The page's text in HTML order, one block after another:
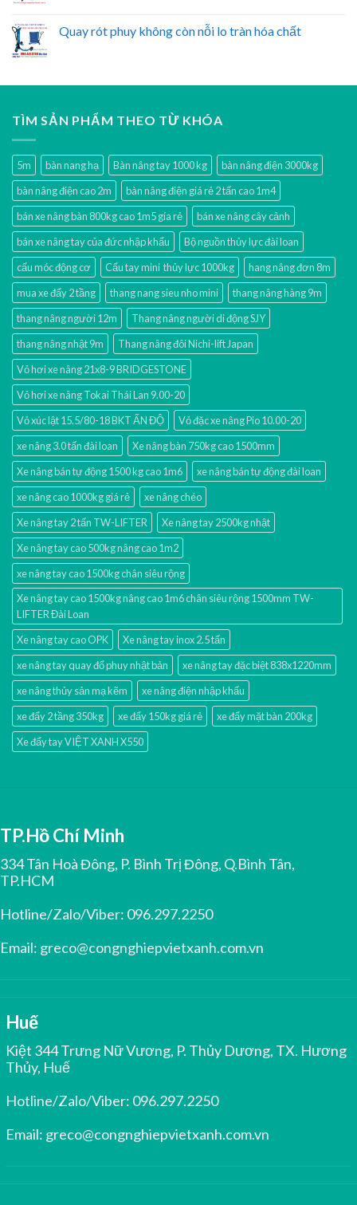
Quay rót phuy không còn nỗi lo tràn hóa chất
TÌM SẢN PHẨM THEO TỪ KHÓA
5m bàn nang hạ Bàn nâng tay 1000 kg
bàn nâng điện 3000kg
bàn nâng điện cao 2m
bàn nâng điện giá rẻ 2 tấn cao 1m4
bán xe nâng bàn 800kg cao 1m5 gía rẻ
bán xe nâng cây cảnh
bán xe nâng tay của đức nhập khẩu
Bộ nguồn thủy lực đài loan
cẩu móc động cơ
Cẩu tay mini thủy lực 1000kg
hang nâng đơn 8m
mua xe đẩy 2 tầng
thang nang sieu nho mini
thang nâng hàng 9m
thang nâng người 12m
Thang nâng người di động SJY
thang nâng nhật 9m
Thang nâng đôi Nichi-lift Japan
Vỏ hơi xe nâng 21x8-9 BRIDGESTONE
Vỏ hơi xe nâng Tokai Thái Lan 9.00-20
Vỏ xúc lật 15.5/80-18 BKT ẤN ĐỘ
Vỏ đặc xe nâng Pio 10.00-20
xe nâng 3.0 tấn đài loan
Xe nâng bàn 750kg cao 1500mm
Xe nâng bán tự động 1500 kg cao 1m6
xe nâng bán tự động đài loan
xe nâng cao 1000kg giá rẻ
xe nâng chéo
Xe nâng tay 2 tấn TW-LIFTER
Xe nâng tay 2500kg nhật
Xe nâng tay cao 500kg nâng cao 1m2
xe nâng tay cao 1500kg chân siêu rộng
Xe nâng tay cao 1500kg nâng cao 1m6 chân siêu rộng 1500mm TW-
LIFTER Đài Loan
Xe nâng tay cao OPK
Xe nâng tay inox 2.5 tấn
xe nâng tay quay đổ phuy nhật bản
xe nâng tay đặc biệt 838x1220mm
xe nâng thủy sản mạ kẽm
xe nâng điện nhập khấu
xe đẩy 2 tầng 350kg
xe đẩy 150kg giá rẻ
xe đẩy mặt bàn 200kg
Xe đẩy tay VIỆT XANH X550
TP.Hồ Chí Minh
334 Tân Hoà Đông, P. Bình Trị Đông, Q.Bình Tân,
TP.HCM
Hotline/Zalo/Viber: 096.297.2250
Email: greco@congnghiepvietxanh.com.vn
Huế
Kiệt 344 Trưng Nữ Vương, P. Thủy Dương, TX. Hương
Thủy, Huế
Hotline/Zalo/Viber: 096.297.2250
Email: greco@congnghiepvietxanh.com.vn